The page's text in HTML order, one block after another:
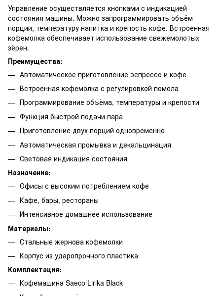
Управление осуществляется кнопками с индикацией
состояния машины. Можно запрограммировать объём
порции, температуру напитка и крепость кофе. Встроенная
кофемолка обеспечивает использование свежемолотых
зёрен.
Преимущества:
Автоматическое приготовление эспрессо и кофе
Встроенная кофемолка с регулировкой помола
Программирование объёма, температуры и крепости
Функция быстрой подачи пара
Приготовление двух порций одновременно
Автоматическая промывка и декальцинация
Световая индикация состояния
Назначение:
Офисы с высоким потреблением кофе
Кафе, бары, рестораны
Интенсивное домашнее использование
Материалы:
Стальные жернова кофемолки
Корпус из ударопрочного пластика
Комплектация:
Кофемашина Saeco Lirika Black